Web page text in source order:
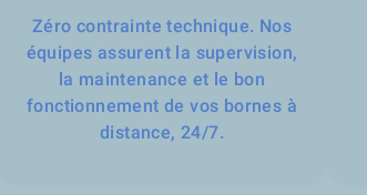
Zéro contrainte technique. Nos
équipes assurent la supervision,
la maintenance et le bon
fonctionnement de vos bornes à
distance, 24/7.